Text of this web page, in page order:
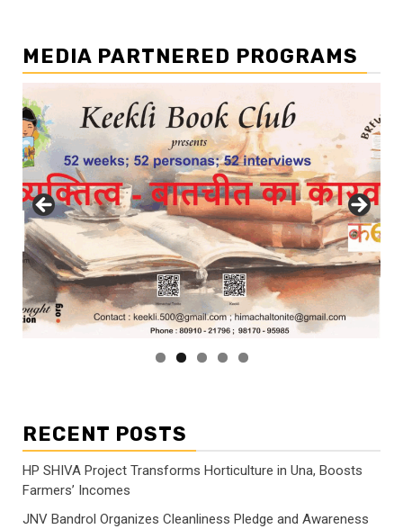
MEDIA PARTNERED PROGRAMS
RECENT POSTS
HP SHIVA Project Transforms Horticulture in Una, Boosts
Farmers’ Incomes
JNV Bandrol Organizes Cleanliness Pledge and Awareness